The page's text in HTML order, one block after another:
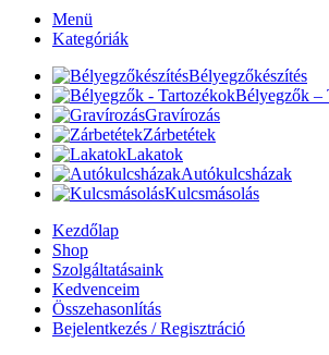
Menü
Kategóriák
Bélyegzőkészítés
Bélyegzők –
Gravírozás
Zárbetétek
Lakatok
Autókulcsházak
Kulcsmásolás
Kezdőlap
Shop
Szolgáltatásaink
Kedvenceim
Összehasonlítás
Bejelentkezés / Regisztráció